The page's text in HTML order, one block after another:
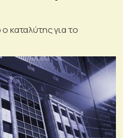
καταλύτης για το